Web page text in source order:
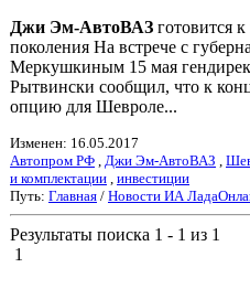
Джи Эм-АвтоВАЗ готовится
поколения На встрече с
Меркушкиным 15 мая
Рытвински сообщил, что к
опцию для Шевроле...
Изменен: 16.05.2017
Автопром РФ , Джи Эм-АвтоВАЗ ,
и комплектации , инвестиции
Путь: Главная / Новости ИА
Результаты поиска 1 - 1 из 1
1